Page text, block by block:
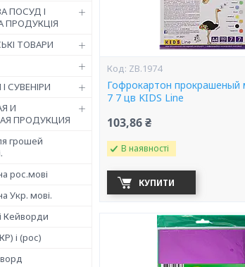
ПОСУД І
ПРОДУКЦІЯ
ТОВАРИ
СУВЕНІРИ
И
ПРОДУКЦИЯ
грошей
рос.мові
Укр. мові.
Кейворди
і (рос)
ZB.1974
Гофрокартон прокрашеный
7 7 цв KIDS Line
103,86 ₴
В наявності
КУПИТИ